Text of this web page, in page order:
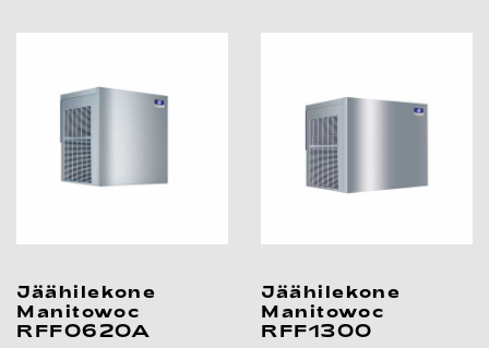
Jäähilekone
Manitowoc
RFF0620A
Jäähilekone
Manitowoc
RFF1300